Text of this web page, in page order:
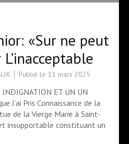
«Sur ne peut
Publié le 11 mars 2025
INDIGNATION ET UN UN
J’ai Pris Connaissance de la
de la Vierge Marie à Saint-
insupportable constituant un